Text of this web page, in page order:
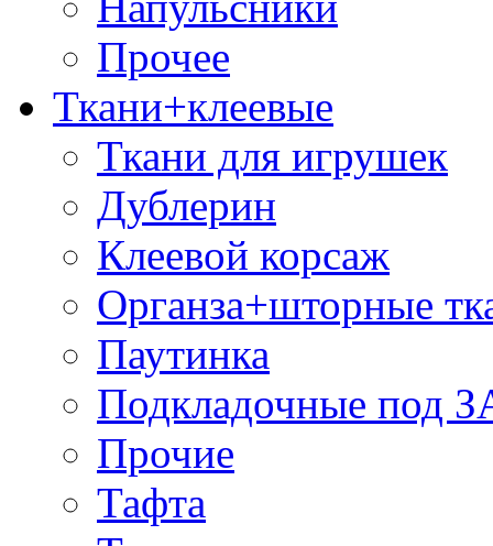
Прочее
Ткани+клеевые
Ткани для игрушек
Дублерин
Клеевой корсаж
Органза+шторные
Паутинка
Подкладочные под
Прочие
Тафта